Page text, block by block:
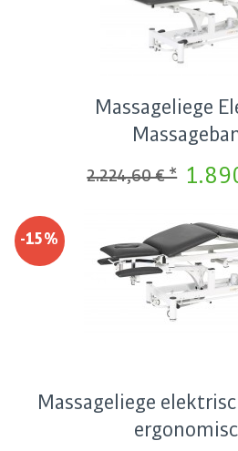
Massageliege
2.224,60 € *
-15%
Massageliege